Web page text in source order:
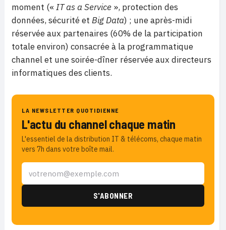
moment (« IT as a Service », protection des
données, sécurité et Big Data) ; une après-midi
réservée aux partenaires (60% de la participation
totale environ) consacrée à la programmatique
channel et une soirée-dîner réservée aux directeurs
informatiques des clients.
LA NEWSLETTER QUOTIDIENNE
L'actu du channel chaque matin
L'essentiel de la distribution IT & télécoms, chaque matin
vers 7h dans votre boîte mail.